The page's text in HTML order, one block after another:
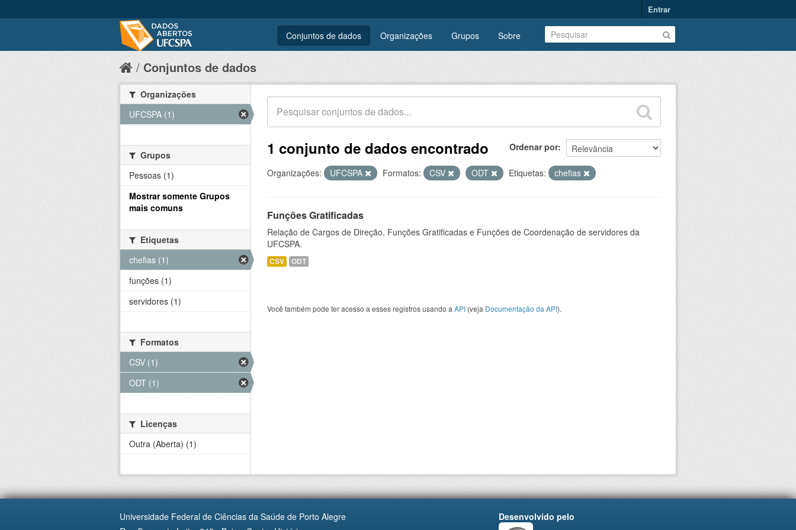
Entrar
Conjuntos de dados Organizações Grupos Sobre
Conjuntos de dados
Ordenar por
1 conjunto de dados encontrado
Organizações: UFCSPA Formatos: CSV ODT Etiquetas: chefias
Funções Gratificadas
Relação de Cargos de Direção, Funções Gratificadas e Funções de Coordenação de servidores da
UFCSPA.
CSV ODT
Você também pode ter acesso a esses registros usando a API (veja Documentação da API).
Organizações
UFCSPA (1)
Grupos
Pessoas (1)
Mostrar somente Grupos
mais comuns
Etiquetas
chefias (1)
funções (1)
servidores (1)
Formatos
CSV (1)
ODT (1)
Licenças
Outra (Aberta) (1)
Universidade Federal de Ciências da Saúde de Porto Alegre
Desenvolvido pelo